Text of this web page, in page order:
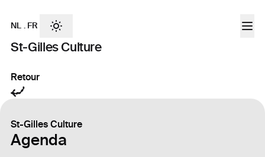
St-Gilles Culture
NL . FR
Retour
St-Gilles Culture
Agenda